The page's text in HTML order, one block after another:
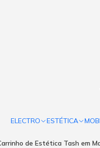
ELECTRO ESTÉTICA
de Estética Tash em